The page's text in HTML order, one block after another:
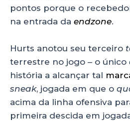
pontos porque o
na entrada da endzone.
Hurts anotou seu terceiro
terrestre no jogo – o único
história a alcançar tal
sneak, jogada em que o
acima da linha ofensiva
primeira descida em